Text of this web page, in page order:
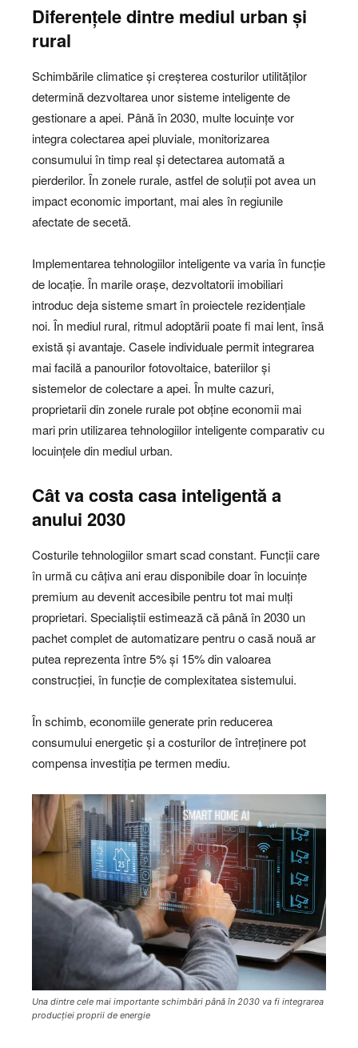
Diferențele dintre mediul urban și
rural
Schimbările climatice și creșterea costurilor utilităților
determină dezvoltarea unor sisteme inteligente de
gestionare a apei. Până în 2030, multe locuințe vor
integra colectarea apei pluviale, monitorizarea
consumului în timp real și detectarea automată a
pierderilor. În zonele rurale, astfel de soluții pot avea un
impact economic important, mai ales în regiunile
afectate de secetă.
Implementarea tehnologiilor inteligente va varia în funcție
de locație. În marile orașe, dezvoltatorii imobiliari
introduc deja sisteme smart în proiectele rezidențiale
noi. În mediul rural, ritmul adoptării poate fi mai lent, însă
există și avantaje. Casele individuale permit integrarea
mai facilă a panourilor fotovoltaice, bateriilor și
sistemelor de colectare a apei. În multe cazuri,
proprietarii din zonele rurale pot obține economii mai
mari prin utilizarea tehnologiilor inteligente comparativ cu
locuințele din mediul urban.
Cât va costa casa inteligentă a
anului 2030
Costurile tehnologiilor smart scad constant. Funcții care
în urmă cu câțiva ani erau disponibile doar în locuințe
premium au devenit accesibile pentru tot mai mulți
proprietari. Specialiștii estimează că până în 2030 un
pachet complet de automatizare pentru o casă nouă ar
putea reprezenta între 5% și 15% din valoarea
construcției, în funcție de complexitatea sistemului.
În schimb, economiile generate prin reducerea
consumului energetic și a costurilor de întreținere pot
compensa investiția pe termen mediu.
Una dintre cele mai importante schimbări până în 2030 va fi integrarea
producției proprii de energie